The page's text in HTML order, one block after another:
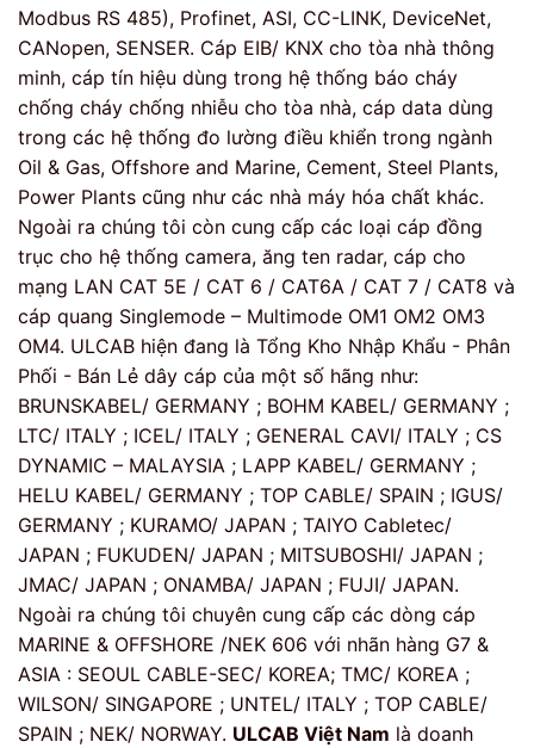
Modbus RS 485), Profinet, ASI, CC-LINK, DeviceNet,
CANopen, SENSER. Cáp EIB/ KNX cho tòa nhà thông
minh, cáp tín hiệu dùng trong hệ thống báo cháy
chống cháy chống nhiễu cho tòa nhà, cáp data dùng
trong các hệ thống đo lường điều khiển trong ngành
Oil & Gas, Offshore and Marine, Cement, Steel Plants,
Power Plants cũng như các nhà máy hóa chất khác.
Ngoài ra chúng tôi còn cung cấp các loại cáp đồng
trục cho hệ thống camera, ăng ten radar, cáp cho
mạng LAN CAT 5E / CAT 6 / CAT6A / CAT 7 / CAT8 và
cáp quang Singlemode – Multimode OM1 OM2 OM3
OM4. ULCAB hiện đang là Tổng Kho Nhập Khẩu - Phân
Phối - Bán Lẻ dây cáp của một số hãng như:
BRUNSKABEL/ GERMANY ; BOHM KABEL/ GERMANY ;
LTC/ ITALY ; ICEL/ ITALY ; GENERAL CAVI/ ITALY ; CS
DYNAMIC – MALAYSIA ; LAPP KABEL/ GERMANY ;
HELU KABEL/ GERMANY ; TOP CABLE/ SPAIN ; IGUS/
GERMANY ; KURAMO/ JAPAN ; TAIYO Cabletec/
JAPAN ; FUKUDEN/ JAPAN ; MITSUBOSHI/ JAPAN ;
JMAC/ JAPAN ; ONAMBA/ JAPAN ; FUJI/ JAPAN.
Ngoài ra chúng tôi chuyên cung cấp các dòng cáp
MARINE & OFFSHORE /NEK 606 với nhãn hàng G7 &
ASIA : SEOUL CABLE-SEC/ KOREA; TMC/ KOREA ;
WILSON/ SINGAPORE ; UNTEL/ ITALY ; TOP CABLE/
SPAIN ; NEK/ NORWAY. ULCAB Việt Nam là doanh